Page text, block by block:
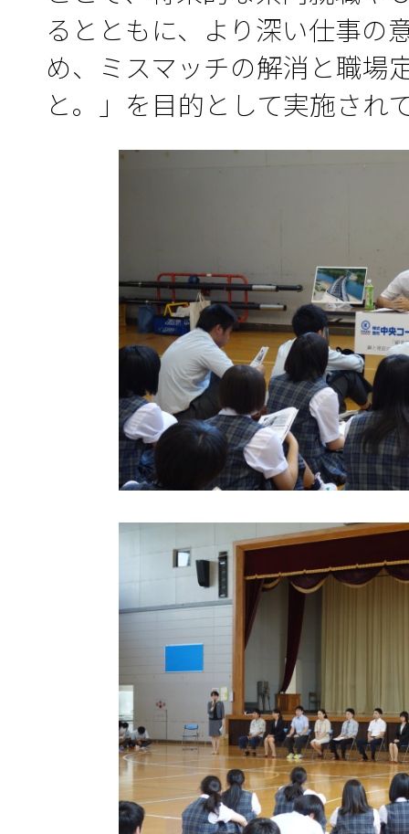
るとともに、より深い仕事の
め、ミスマッチの解消と職場
と。」を目的として実施され